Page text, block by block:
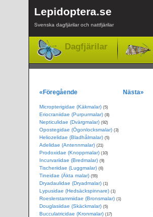
Lepidoptera.se
Svenska dagfjärilar och nattfjärilar
Dagfjärilar
«Föregående Nästa»
Micropterigidae (Käkmalar) (5)
Eriocraniidae (Purpurmalar) (8)
Nepticulidae (Dvärgmalar) (92)
Opostegidae (Ögonlocksmalar) (3)
Heliozelidae (Bladhålmalar) (5)
Adelidae (Antennmalar) (21)
Prodoxidae (Knoppmalar) (10)
Incurvariidae (Bredmalar) (9)
Tischeriidae (Luggmalar) (6)
Tineidae (Äkta malar) (55)
Dryadaulidae (Dryadmalar) (1)
Lypusidae (Hedsäckspinnare) (1)
Roeslerstammiidae (Bronsmalar) (1)
Douglasiidae (Skäckmalar) (5)
Bucculatricidae (Kronmalar) (17)